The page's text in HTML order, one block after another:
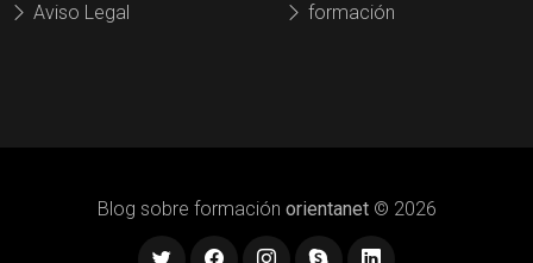
Aviso Legal
formación
Blog sobre formación orientanet© 2026